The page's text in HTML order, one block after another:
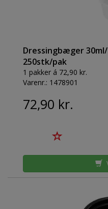
Dressingbæger
250stk/pak
1 pakker á 72,90 kr.
Varenr.: 1478901
72,90 kr.